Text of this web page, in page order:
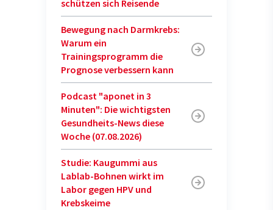
schützen sich Reisende
Bewegung nach Darmkrebs:
Warum ein
Trainingsprogramm die
Prognose verbessern kann
Podcast "aponet in 3
Minuten": Die wichtigsten
Gesundheits-News diese
Woche (07.08.2026)
Studie: Kaugummi aus
Lablab-Bohnen wirkt im
Labor gegen HPV und
Krebskeime